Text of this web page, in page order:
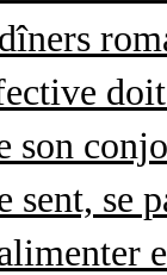
son
sent, se